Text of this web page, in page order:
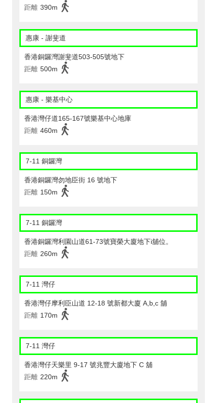
距離 390m
惠康 - 謝斐道
香港銅鑼灣謝斐道503-505號地下
距離 500m
惠康 - 樂基中心
香港灣仔道165-167號樂基中心地庫
距離 460m
7-11 銅鑼灣
香港銅鑼灣勿地臣街 16 號地下
距離 150m
7-11 銅鑼灣
香港銅鑼灣利園山道61-73號寶榮大廈地下i舖位。
距離 260m
7-11 灣仔
香港灣仔摩利臣山道 12-18 號新都大廈 A,b,c 舖
距離 170m
7-11 灣仔
香港灣仔天樂里 9-17 號兆豐大廈地下 C 舖
距離 220m